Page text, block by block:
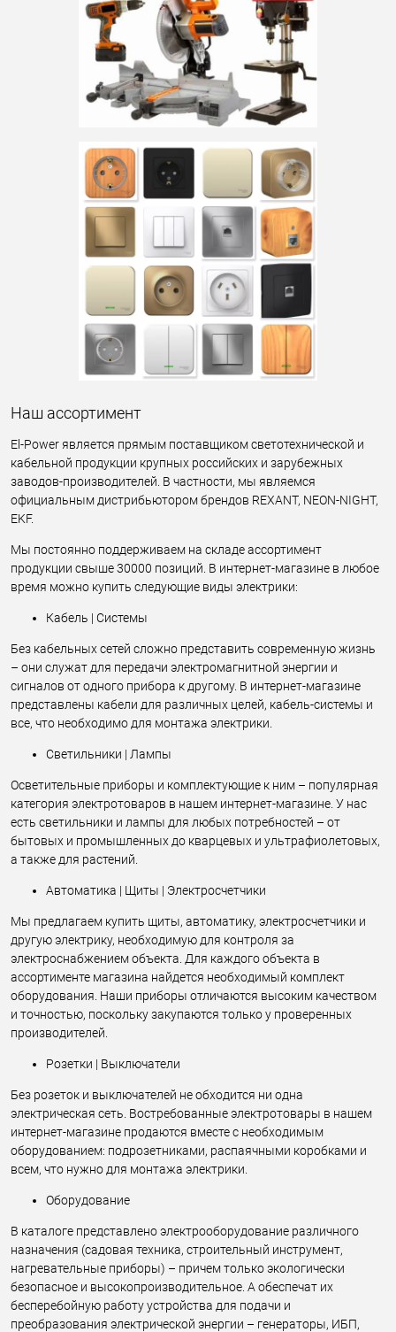
Наш ассортимент
El-Power является прямым поставщиком светотехнической и
кабельной продукции крупных российских и зарубежных
заводов-производителей. В частности, мы являемся
официальным дистрибьютором брендов REXANT, NEON-NIGHT,
EKF.
Мы постоянно поддерживаем на складе ассортимент
продукции свыше 30000 позиций. В интернет-магазине в любое
время можно купить следующие виды электрики:
Кабель | Системы
Без кабельных сетей сложно представить современную жизнь
– они служат для передачи электромагнитной энергии и
сигналов от одного прибора к другому. В интернет-магазине
представлены кабели для различных целей, кабель-системы и
все, что необходимо для монтажа электрики.
Светильники | Лампы
Осветительные приборы и комплектующие к ним – популярная
категория электротоваров в нашем интернет-магазине. У нас
есть светильники и лампы для любых потребностей – от
бытовых и промышленных до кварцевых и ультрафиолетовых,
а также для растений.
Автоматика | Щиты | Электросчетчики
Мы предлагаем купить щиты, автоматику, электросчетчики и
другую электрику, необходимую для контроля за
электроснабжением объекта. Для каждого объекта в
ассортименте магазина найдется необходимый комплект
оборудования. Наши приборы отличаются высоким качеством
и точностью, поскольку закупаются только у проверенных
производителей.
Розетки | Выключатели
Без розеток и выключателей не обходится ни одна
электрическая сеть. Востребованные электротовары в нашем
интернет-магазине продаются вместе с необходимым
оборудованием: подрозетниками, распаячными коробками и
всем, что нужно для монтажа электрики.
Оборудование
В каталоге представлено электрооборудование различного
назначения (садовая техника, строительный инструмент,
нагревательные приборы) – причем только экологически
безопасное и высокопроизводительное. А обеспечат их
бесперебойную работу устройства для подачи и
преобразования электрической энергии – генераторы, ИБП,